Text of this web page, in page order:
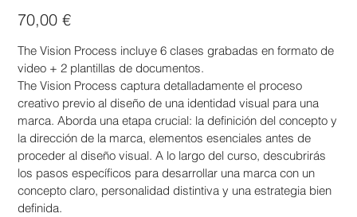
70,00 €
The Vision Process incluye 6 clases grabadas en formato de
video + 2 plantillas de documentos.
The Vision Process captura detalladamente el proceso
creativo previo al diseño de una identidad visual para una
marca. Aborda una etapa crucial: la definición del concepto y
la dirección de la marca, elementos esenciales antes de
proceder al diseño visual. A lo largo del curso, descubrirás
los pasos específicos para desarrollar una marca con un
concepto claro, personalidad distintiva y una estrategia bien
definida.